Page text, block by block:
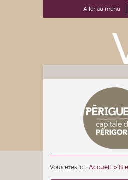
Aller au menu
Vous êtes ici : Accueil